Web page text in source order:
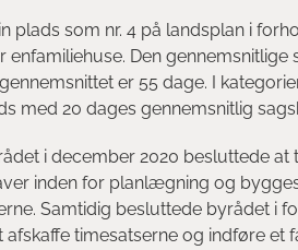
plads som nr. 4 på landsplan i
Den gennemsnitlige
er 55 dage. I
med 20 dages gennemsnitlig
i december 2020 besluttede at
inden for planlægning og
Samtidig besluttede byrådet i
timesatserne og indføre et